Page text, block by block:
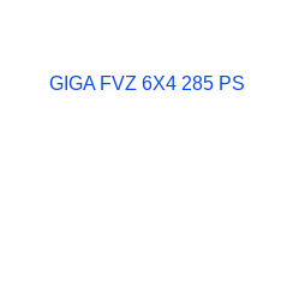
GIGA FVZ 6X4 285 PS